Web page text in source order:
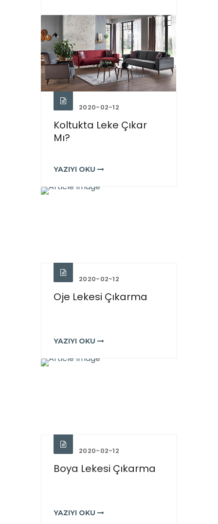
2020-02-12
Koltukta Leke Çıkar
Mı?
YAZIYI OKU
2020-02-12
Oje Lekesi Çıkarma
YAZIYI OKU
2020-02-12
Boya Lekesi Çıkarma
YAZIYI OKU